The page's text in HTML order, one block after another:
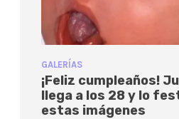
GALERÍAS
¡Feliz cumpleaños!
llega a los 28 y lo
estas imágenes